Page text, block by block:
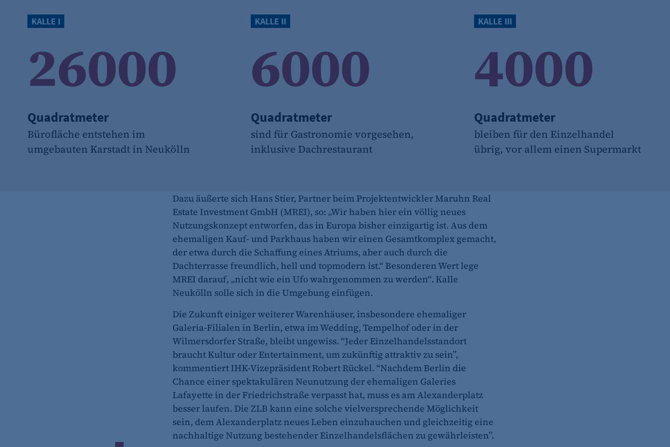
fe_typo_user
Zweck:
Session-Cookie für die Verwaltung von Benutzer-Sessions (z. B. bei Login, Umfrage
oder Formularen). Wird auch bei Caching zur Identifizierung verwendet.
Name:
cookie_consent
Zweck:
Dieser Cookie speichert die ausgewählten Einverständnis-Optionen des Benutzers
etracker Analytics
et_oi_v2
etracker GmbH
Cookie Erkennung
Cookie Laufzeit:
2 Jahre
etracker Analytics
et_allow_cookies
etracker GmbH
Es erlaubt eTracker Cookies zu setzen.
Cookie Laufzeit:
480 Tage
etracker Analytics
KALLE I
26000
Quadratmeter
Bürofläche entstehen im
umgebauten Karstadt in Neukölln
KALLE II
6000
Quadratmeter
sind für Gastronomie vorgesehen,
inklusive Dachrestaurant
KALLE III
4000
Quadratmeter
bleiben für den Einzelhandel
übrig, vor allem einen Supermarkt
Dazu äußerte sich Hans Stier, Partner beim Projektentwickler Maruhn Real
Estate Investment GmbH (MREI), so: „Wir haben hier ein völlig neues
Nutzungskonzept entworfen, das in Europa bisher einzigartig ist. Aus dem
ehemaligen Kauf- und Parkhaus haben wir einen Gesamtkomplex gemacht,
der etwa durch die Schaffung eines Atriums, aber auch durch die
Dachterrasse freundlich, hell und topmodern ist.“ Besonderen Wert lege
MREI darauf, „nicht wie ein Ufo wahrgenommen zu werden“. Kalle
Neukölln solle sich in die Umgebung einfügen.
Die Zukunft einiger weiterer Warenhäuser, insbesondere ehemaliger
Galeria-Filialen in Berlin, etwa im Wedding, Tempelhof oder in der
Wilmersdorfer Straße, bleibt ungewiss. “Jeder Einzelhandelsstandort
braucht Kultur oder Entertainment, um zukünftig attraktiv zu sein”,
kommentiert IHK-Vizepräsident Robert Rückel. “Nachdem Berlin die
Chance einer spektakulären Neunutzung der ehemaligen Galeries
Lafayette in der Friedrichstraße verpasst hat, muss es am Alexanderplatz
besser laufen. Die ZLB kann eine solche vielversprechende Möglichkeit
sein, dem Alexanderplatz neues Leben einzuhauchen und gleichzeitig eine
nachhaltige Nutzung bestehender Einzelhandelsflächen zu gewährleisten”.